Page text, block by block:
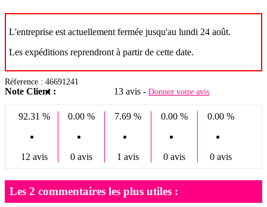
L'entreprise est actuellement fermée jusqu'au lundi 24 août.
Les expéditions reprendront à partir de cette date.
Réference : 46691241
Note Client : 13 avis - Donnez votre avis
92.31 %
12 avis
0.00 %
0 avis
7.69 %
1 avis
0.00 %
0 avis
0.00 %
0 avis
Les 2 commentaires les plus utiles :